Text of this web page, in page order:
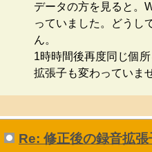
データの方を見ると。
っていました。どうし
ん。
1時時間後再度同じ個
拡張子も変わっていま
Re: 修正後の録音拡